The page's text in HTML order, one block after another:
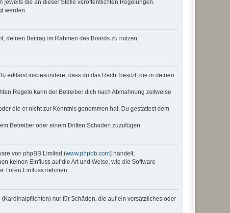
jeweils die an dieser Stelle veröffentlichten Regelungen.
werden.
deinen Beitrag im Rahmen des Boards zu nutzen.
erklärst insbesondere, dass du das Recht besitzt, die in deinen
Regeln kann der Betreiber dich nach Abmahnung zeitweise
die er nicht zur Kenntnis genommen hat. Du gestattest dem
Betreiber oder einem Dritten Schaden zuzufügen.
von phpBB Limited (www.phpbb.com) handelt;
keinen Einfluss auf die Art und Weise, wie die Software
Foren Einfluss nehmen.
nur für Schäden, die auf ein vorsätzliches oder